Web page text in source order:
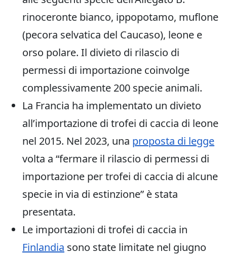
rinoceronte bianco, ippopotamo, muflone
(pecora selvatica del Caucaso), leone e
orso polare. Il divieto di rilascio di
permessi di importazione coinvolge
complessivamente 200 specie animali.
La Francia ha implementato un divieto
all’importazione di trofei di caccia di leone
nel 2015. Nel 2023, una proposta di legge
volta a “fermare il rilascio di permessi di
importazione per trofei di caccia di alcune
specie in via di estinzione” è stata
presentata.
Le importazioni di trofei di caccia in
Finlandia sono state limitate nel giugno